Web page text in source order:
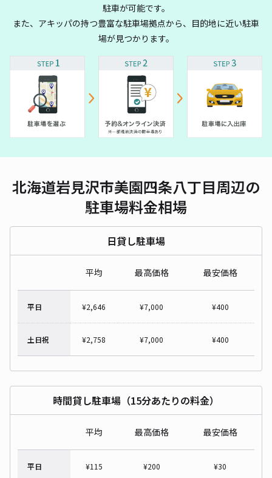
駐車が可能です。
また、アキッパの持つ豊富な駐車場拠点から、目的地に近い駐車
場が見つかります。
北海道岩見沢市美園四条八丁目周辺の
駐車場料金相場
日貸し駐車場
平均 最高価格 最安価格
平日 ¥2,646 ¥7,000 ¥400
土日祝 ¥2,758 ¥7,000 ¥400
時間貸し駐車場（15分あたりの料金）
平均 最高価格 最安価格
平日 ¥115 ¥200 ¥30